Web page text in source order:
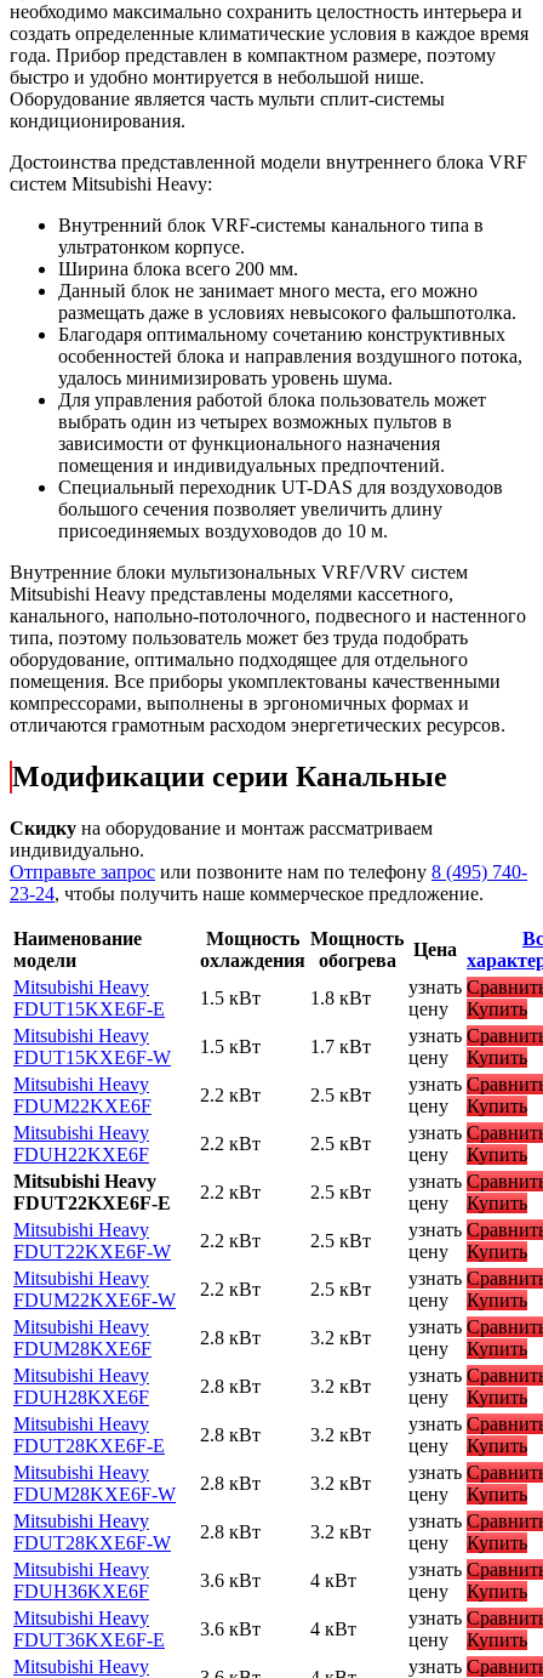
необходимо максимально сохранить целостность интерьера и
создать определенные климатические условия в каждое время
года. Прибор представлен в компактном размере, поэтому
быстро и удобно монтируется в небольшой нише.
Оборудование является часть мульти сплит-системы
кондиционирования.
Достоинства представленной модели внутреннего блока VRF
систем Mitsubishi Heavy:
Внутренний блок VRF-системы канального типа в
ультратонком корпусе.
Ширина блока всего 200 мм.
Данный блок не занимает много места, его можно
размещать даже в условиях невысокого фальшпотолка.
Благодаря оптимальному сочетанию конструктивных
особенностей блока и направления воздушного потока,
удалось минимизировать уровень шума.
Для управления работой блока пользователь может
выбрать один из четырех возможных пультов в
зависимости от функционального назначения
помещения и индивидуальных предпочтений.
Специальный переходник UT-DAS для воздуховодов
большого сечения позволяет увеличить длину
присоединяемых воздуховодов до 10 м.
Внутренние блоки мультизональных VRF/VRV систем
Mitsubishi Heavy представлены моделями кассетного,
канального, напольно-потолочного, подвесного и настенного
типа, поэтому пользователь может без труда подобрать
оборудование, оптимально подходящее для отдельного
помещения. Все приборы укомплектованы качественными
компрессорами, выполнены в эргономичных формах и
отличаются грамотным расходом энергетических ресурсов.
Модификации серии Канальные
Скидку на оборудование и монтаж рассматриваем
индивидуально.
Отправьте запрос или позвоните нам по телефону 8 (495) 740-
23-24, чтобы получить наше коммерческое предложение.
Наименование
модели
Мощность
охлаждения
Мощность
обогрева
Цена
Mitsubishi Heavy
FDUT15KXE6F-E
1.5 кВт 1.8 кВт
узнать
цену
Купить
Mitsubishi Heavy
FDUT15KXE6F-W
1.5 кВт 1.7 кВт
узнать
цену
Купить
Mitsubishi Heavy
FDUM22KXE6F
2.2 кВт 2.5 кВт
узнать
цену
Купить
Mitsubishi Heavy
FDUH22KXE6F
2.2 кВт 2.5 кВт
узнать
цену
Купить
Mitsubishi Heavy
FDUT22KXE6F-E
2.2 кВт 2.5 кВт
узнать
цену
Купить
Mitsubishi Heavy
FDUT22KXE6F-W
2.2 кВт 2.5 кВт
узнать
цену
Купить
Mitsubishi Heavy
FDUM22KXE6F-W
2.2 кВт 2.5 кВт
узнать
цену
Купить
Mitsubishi Heavy
FDUM28KXE6F
2.8 кВт 3.2 кВт
узнать
цену
Купить
Mitsubishi Heavy
FDUH28KXE6F
2.8 кВт 3.2 кВт
узнать
цену
Купить
Mitsubishi Heavy
FDUT28KXE6F-E
2.8 кВт 3.2 кВт
узнать
цену
Купить
Mitsubishi Heavy
FDUM28KXE6F-W
2.8 кВт 3.2 кВт
узнать
цену
Купить
Mitsubishi Heavy
FDUT28KXE6F-W
2.8 кВт 3.2 кВт
узнать
цену
Купить
Mitsubishi Heavy
FDUH36KXE6F
3.6 кВт 4 кВт
узнать
цену
Купить
Mitsubishi Heavy
FDUT36KXE6F-E
3.6 кВт 4 кВт
узнать
цену
Купить
Mitsubishi Heavy
узнать